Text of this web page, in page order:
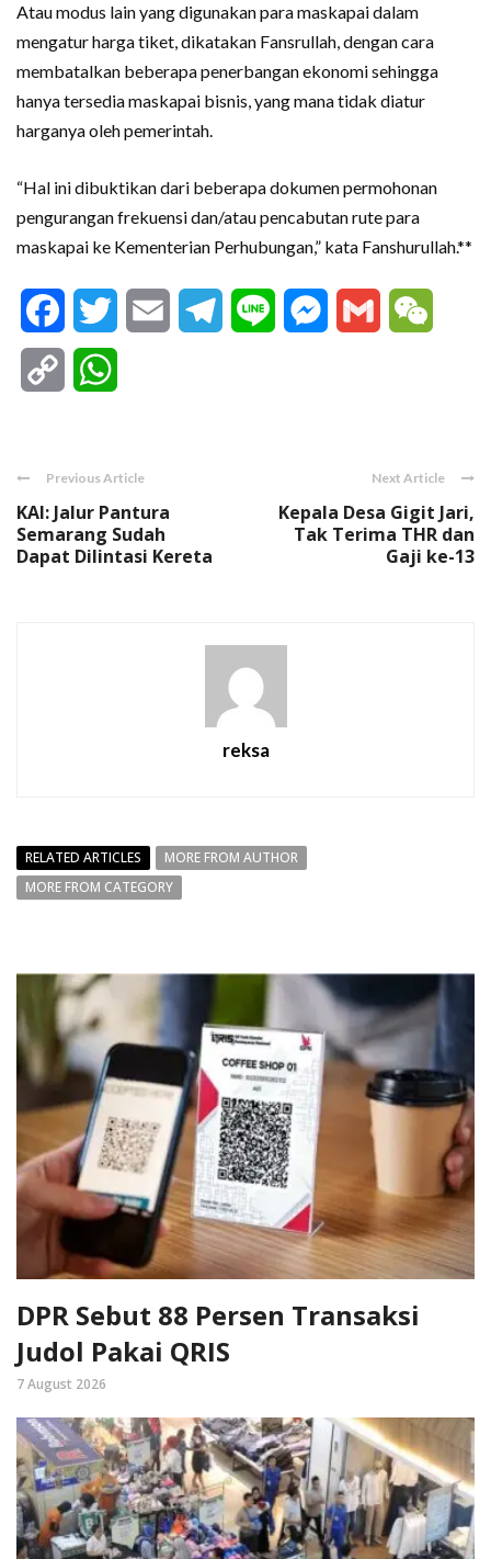
Atau modus lain yang digunakan para maskapai dalam
mengatur harga tiket, dikatakan Fansrullah, dengan cara
membatalkan beberapa penerbangan ekonomi sehingga
hanya tersedia maskapai bisnis, yang mana tidak diatur
harganya oleh pemerintah.
“Hal ini dibuktikan dari beberapa dokumen permohonan
pengurangan frekuensi dan/atau pencabutan rute para
maskapai ke Kementerian Perhubungan,” kata Fanshurullah.**
FacebookTwitter Email Telegram
Line Messenger
Gmail
Copy
Previous Article
KAI: Jalur Pantura
Semarang Sudah
Dapat Dilintasi Kereta
Next Article
Kepala Desa Gigit Jari,
Tak Terima THR dan
Gaji ke-13
reksa
RELATED ARTICLES
MORE FROM AUTHOR
MORE FROM CATEGORY
DPR Sebut 88 Persen Transaksi
Judol Pakai QRIS
7 August 2026